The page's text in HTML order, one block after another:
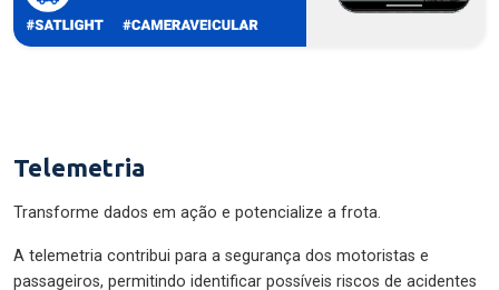
Telemetria
Transforme dados em ação e potencialize a frota.
A telemetria contribui para a segurança dos motoristas e
passageiros, permitindo identificar possíveis riscos de acidentes